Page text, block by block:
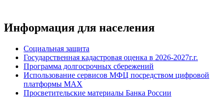
Информация для населения
Социальная защита
Государственная кадастровая оценка в 2026-2027г.г.
Программа долгосрочных сбережений
Использование сервисов МФЦ посредством цифровой
платформы MAX
Просветительские материалы Банка России